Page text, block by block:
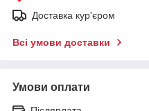
Доставка кур'єром
Всі умови доставки
Умови оплати